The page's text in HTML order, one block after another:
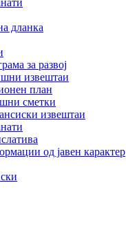
дланка
за развој
извештаи
план
сметки
извештаи
од јавен карактер